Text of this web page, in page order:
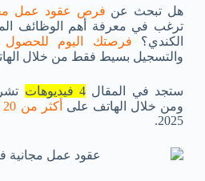
هل تبحث عن فرص عقود عمل
ترغب في معرفة أهم الوظائف
الكندي؟ فرصتك اليوم
والتسجيل بسيط فقط من خلال
ستجد في المقال4 فيديوهات
ومن خلال الهاتف على أكثر من 20 عقد عمل مجاني في كندا
2025.